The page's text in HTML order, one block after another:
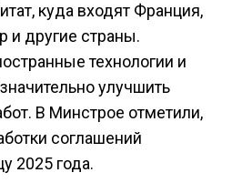
куда входят Франция,
и другие страны.
технологии и
улучшить
В Минстрое отметили,
соглашений
2025 года.